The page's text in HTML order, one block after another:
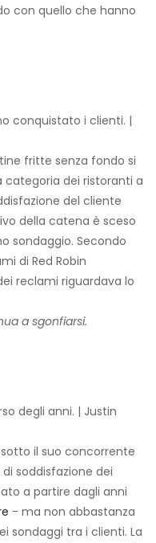
con quello che hanno
conquistato i clienti. |
fritte senza fondo si
dei ristoranti a
del cliente
della catena è sceso
sondaggio. Secondo
di Red Robin
reclami riguardava lo
a sgonfiarsi.
degli anni. | Justin
il suo concorrente
soddisfazione dei
a partire dagli anni
- ma non abbastanza
sondaggi tra i clienti. La